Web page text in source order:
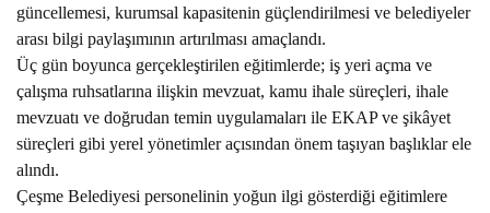
PLACES TO VISIT
güncellemesi, kurumsal kapasitenin güçlendirilmesi ve belediyeler
arası bilgi paylaşımının artırılması amaçlandı.
Üç gün boyunca gerçekleştirilen eğitimlerde; iş yeri açma ve
çalışma ruhsatlarına ilişkin mevzuat, kamu ihale süreçleri, ihale
mevzuatı ve doğrudan temin uygulamaları ile EKAP ve şikâyet
süreçleri gibi yerel yönetimler açısından önem taşıyan başlıklar ele
alındı.
Çeşme Belediyesi personelinin yoğun ilgi gösterdiği eğitimlere